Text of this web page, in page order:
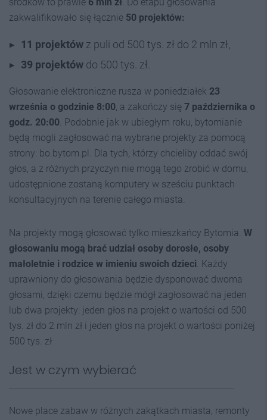
zakwalifikowało się łącznie 50 projektów:
11 projektów z puli od 500 tys. zł do 2 mln zł,
39 projektów do 500 tys. zł.
Głosowanie elektroniczne rusza w poniedziałek 23
września o godzinie 8:00, a zakończy się 7 października o
godz. 20:00. Podobnie jak w ubiegłym roku, bytomianie
będą mogli zagłosować na wybrane projekty za pomocą
strony: bo.bytom.pl. Dla tych, którzy chcieliby oddać swój
głos, a z różnych przyczyn nie mogą tego zrobić w domu,
udostępnione zostaną komputery w sześciu punktach
konsultacyjnych na terenie całego miasta.
Na projekty mogą głosować tylko mieszkańcy Bytomia. W
głosowaniu mogą brać udział osoby dorosłe, osoby
małoletnie i rodzice w imieniu swoich dzieci. Każdy
uprawniony do głosowania będzie dysponować dwoma
głosami, dzięki czemu będzie mógł zagłosować na jeden
lub dwa projekty: jeden głos na projekt o wartości od 500
tys. zł do 2 mln zł i jeden głos na projekt o wartości poniżej
500 tys. zł
Jest w czym wybierać
Nowe place zabaw w różnych zakątkach miasta, remonty